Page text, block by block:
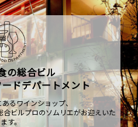
の総合ビル
ドデパートメント
るワインショップ、
合ビルプロのソムリエがお迎えいた
す。